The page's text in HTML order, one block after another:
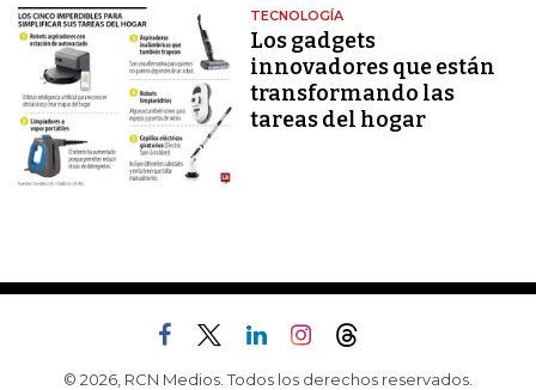
TECNOLOGÍA
Los gadgets
innovadores que están
transformando las
tareas del hogar
© 2026, RCN Medios. Todos los derechos reservados.